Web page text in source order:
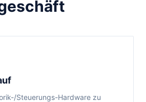
Steuerungs-Hardware zu